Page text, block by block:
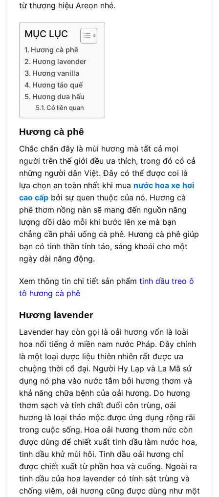
từ thương hiệu Areon nhé.
MỤC LỤC
Hương cà phê
Hương lavender
Hương vanilla
Hương táo quế
Hương dưa hấu
Có liên quan
Hương cà phê
Chắc chắn đây là mùi hương mà tất cả mọi
người trên thế giới đều ưa thích, trong đó có cả
những người dân Việt. Đây có thể được coi là
lựa chọn an toàn nhất khi mua nước hoa xe hơi
cao cấp bởi sự quen thuộc của nó. Hương cà
phê thơm nồng nàn sẽ mang đến nguồn năng
lượng dồi dào mỗi khi bước lên xe mà bạn
chẳng cần phải uống cà phê. Hương cà phê giúp
bạn có tinh thần tỉnh táo, sảng khoái cho một
ngày dài năng động.
Xem thông tin chi tiết sản phẩm tinh dầu treo ô
tô hương cà phê
Hương lavender
Lavender hay còn gọi là oải hương vốn là loài
hoa nổi tiếng ở miền nam nước Pháp. Đây chính
là một loại dược liệu thiên nhiên rất được ưa
chuộng thời cổ đại. Người Hy Lạp và La Mã sử
dụng nó pha vào nước tắm bởi hương thơm và
khả năng chữa bệnh của oải hương. Do hương
thơm sạch và tính chất đuổi côn trùng, oải
hương là loại thảo mộc được ứng dụng rộng rãi
trong cuộc sống. Hoa oải hương thơm nức còn
được dùng để chiết xuất tinh dầu làm nước hoa,
tinh dầu khử mùi hôi. Tinh dầu oải hương chỉ
được chiết xuất từ phần hoa và cuống. Ngoài ra
tinh dầu của hoa lavender có tính sát trùng và
chống viêm, oải hương cũng được dùng như một